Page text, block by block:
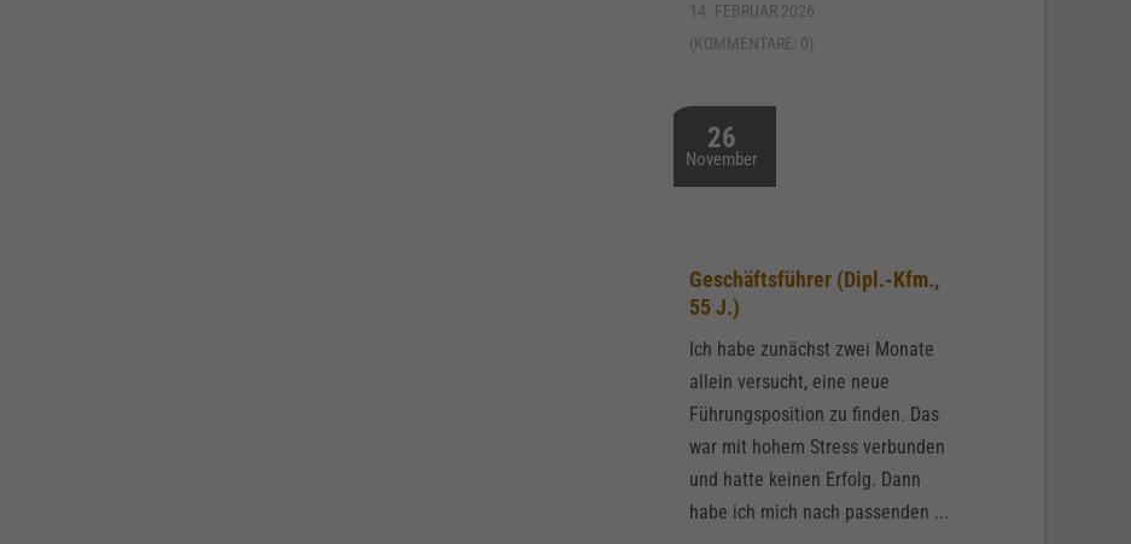
14. FEBRUAR 2026
(KOMMENTARE: 0)
26
November
Geschäftsführer (Dipl.-Kfm.,
55 J.)
Ich habe zunächst zwei Monate
allein versucht, eine neue
Führungsposition zu finden. Das
war mit hohem Stress verbunden
und hatte keinen Erfolg. Dann
habe ich mich nach passenden ...